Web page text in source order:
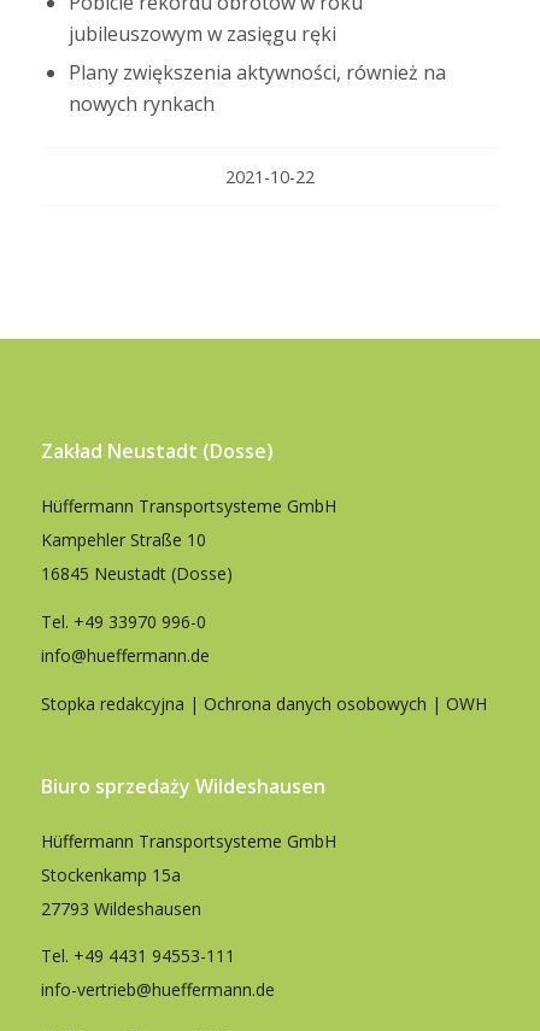
jubileuszowym w zasięgu ręki
Plany zwiększenia aktywności, również na
nowych rynkach
2021-10-22
Zakład Neustadt (Dosse)
Hüffermann Transportsysteme GmbH
Kampehler Straße 10
16845 Neustadt (Dosse)
Tel. +49 33970 996-0
info@hueffermann.de
Stopka redakcyjna | Ochrona danych osobowych | OWH
Biuro sprzedaży Wildeshausen
Hüffermann Transportsysteme GmbH
Stockenkamp 15a
27793 Wildeshausen
Tel. +49 4431 94553-111
info-vertrieb@hueffermann.de